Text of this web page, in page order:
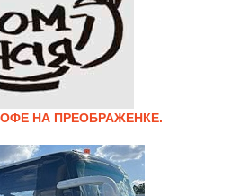
НА ПРЕОБРАЖЕНКЕ.